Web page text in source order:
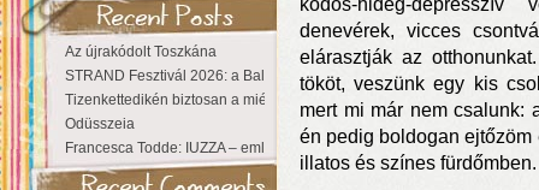
Az újrakódolt Toszkána
STRAND Fesztivál 2026: a Balaton partján a nyár még tart!
Tizenkettedikén biztosan a miénk a Sziget!
Odüsszeia
Francesca Todde: IUZZA – emlékezet, táj és irodalom találkozása a Mai
ködös-hideg-
denevérek, vicces
elárasztják az
tököt, veszünk egy kis
mert mi már nem csalunk:
én pedig boldogan
illatos és színes fürdőmben.